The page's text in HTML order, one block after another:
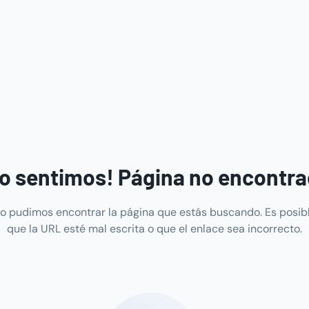
sentimos! Página no
pudimos encontrar la página que estás buscando. Es
que la URL esté mal escrita o que el enlace sea incorrecto.